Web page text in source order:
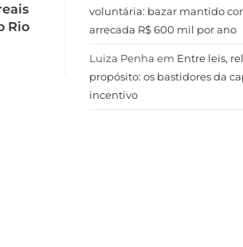
Rio
voluntária: bazar mantido
arrecada R$ 600 mil por ano
Luiza Penha em Entre leis,
propósito: os bastidores da
incentivo